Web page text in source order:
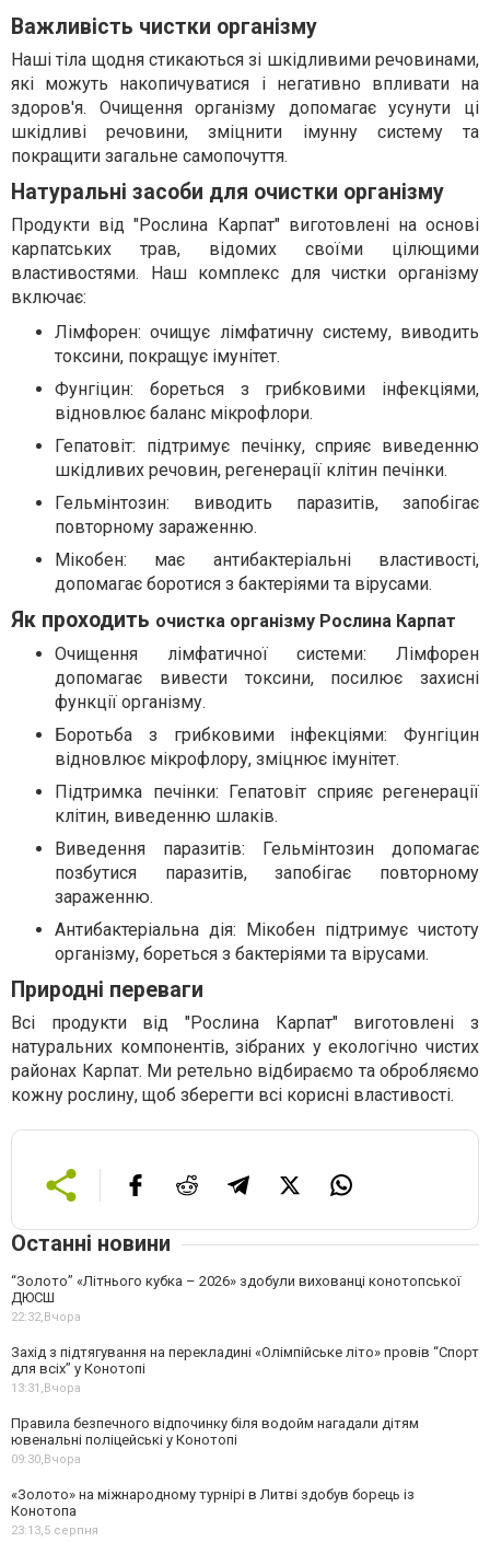
Важливість чистки організму
Наші тіла щодня стикаються зі шкідливими речовинами,
які можуть накопичуватися і негативно впливати на
здоров'я. Очищення організму допомагає усунути ці
шкідливі речовини, зміцнити імунну систему та
покращити загальне самопочуття.
Натуральні засоби для очистки організму
Продукти від "Рослина Карпат" виготовлені на основі
карпатських трав, відомих своїми цілющими
властивостями. Наш комплекс для чистки організму
включає:
Лімфорен: очищує лімфатичну систему, виводить
токсини, покращує імунітет.
Фунгіцин: бореться з грибковими інфекціями,
відновлює баланс мікрофлори.
Гепатовіт: підтримує печінку, сприяє виведенню
шкідливих речовин, регенерації клітин печінки.
Гельмінтозин: виводить паразитів, запобігає
повторному зараженню.
Мікобен: має антибактеріальні властивості,
допомагає боротися з бактеріями та вірусами.
Як проходить очистка організму Рослина Карпат
Очищення лімфатичної системи: Лімфорен
допомагає вивести токсини, посилює захисні
функції організму.
Боротьба з грибковими інфекціями: Фунгіцин
відновлює мікрофлору, зміцнює імунітет.
Підтримка печінки: Гепатовіт сприяє регенерації
клітин, виведенню шлаків.
Виведення паразитів: Гельмінтозин допомагає
позбутися паразитів, запобігає повторному
зараженню.
Антибактеріальна дія: Мікобен підтримує чистоту
організму, бореться з бактеріями та вірусами.
Природні переваги
Всі продукти від "Рослина Карпат" виготовлені з
натуральних компонентів, зібраних у екологічно чистих
районах Карпат. Ми ретельно відбираємо та обробляємо
кожну рослину, щоб зберегти всі корисні властивості.
Останні новини
“Золото” «Літнього кубка – 2026» здобули вихованці конотопської
ДЮСШ
22:32,Вчора
Захід з підтягування на перекладині «Олімпійське літо» провів “Спорт
для всіх” у Конотопі
13:31,Вчора
Правила безпечного відпочинку біля водойм нагадали дітям
ювенальні поліцейські у Конотопі
09:30,Вчора
«Золото» на міжнародному турнірі в Литві здобув борець із
Конотопа
23:13,5 серпня